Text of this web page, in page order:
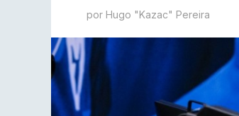
por Hugo "Kazac" Pereira